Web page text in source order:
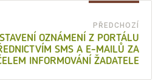
PŘEDCHOZÍ
OZNÁMENÍ Z PORTÁLU
SMS A E-MAILŮ ZA
INFORMOVÁNÍ ŽADATELE